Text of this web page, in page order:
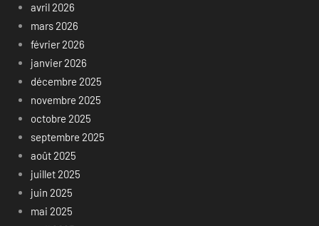
avril 2026
mars 2026
février 2026
janvier 2026
décembre 2025
novembre 2025
octobre 2025
septembre 2025
août 2025
juillet 2025
juin 2025
mai 2025